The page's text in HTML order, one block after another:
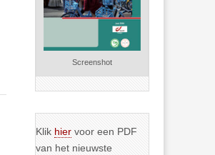
Screenshot
Klik hier voor een PDF
van het nieuwste